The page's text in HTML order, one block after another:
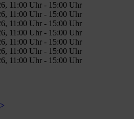
11:00 Uhr - 15:00 Uhr
11:00 Uhr - 15:00 Uhr
11:00 Uhr - 15:00 Uhr
11:00 Uhr - 15:00 Uhr
11:00 Uhr - 15:00 Uhr
11:00 Uhr - 15:00 Uhr
11:00 Uhr - 15:00 Uhr